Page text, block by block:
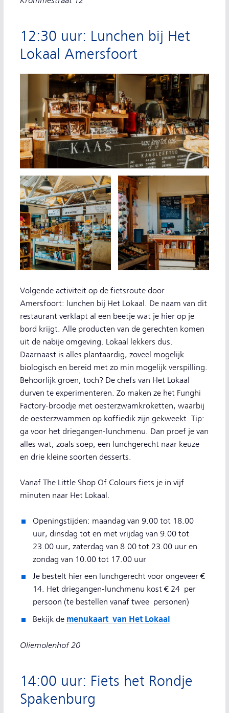
12:30 uur: Lunchen bij Het
Lokaal Amersfoort
Volgende activiteit op de fietsroute door
Amersfoort: lunchen bij Het Lokaal. De naam van dit
restaurant verklapt al een beetje wat je hier op je
bord krijgt. Alle producten van de gerechten komen
uit de nabije omgeving. Lokaal lekkers dus.
Daarnaast is alles plantaardig, zoveel mogelijk
biologisch en bereid met zo min mogelijk verspilling.
Behoorlijk groen, toch? De chefs van Het Lokaal
durven te experimenteren. Zo maken ze het Funghi
Factory-broodje met oesterzwamkroketten, waarbij
de oesterzwammen op koffiedik zijn gekweekt. Tip:
ga voor het driegangen-lunchmenu. Dan proef je van
alles wat, zoals soep, een lunchgerecht naar keuze
en drie kleine soorten desserts.
Vanaf The Little Shop Of Colours fiets je in vijf
minuten naar Het Lokaal.
Openingstijden: maandag van 9.00 tot 18.00
uur, dinsdag tot en met vrijdag van 9.00 tot
23.00 uur, zaterdag van 8.00 tot 23.00 uur en
zondag van 10.00 tot 17.00 uur
Je bestelt hier een lunchgerecht voor ongeveer €
14. Het driegangen-lunchmenu kost € 24 per
persoon (te bestellen vanaf twee personen)
Bekijk de menukaart van Het Lokaal
Oliemolenhof 20
14:00 uur: Fiets het Rondje
Spakenburg